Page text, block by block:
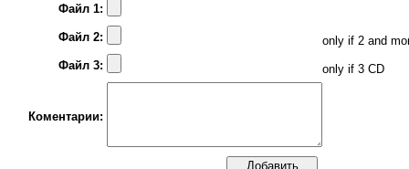
Файл 1:
Файл 2:
only if 2 and
Файл 3:
only if 3 CD
Коментарии: